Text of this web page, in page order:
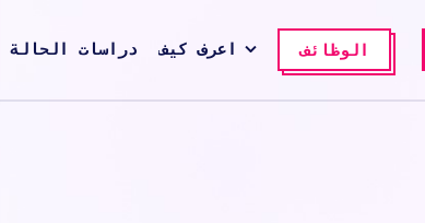
دراسات الحالة اعرف كيف الوظائف